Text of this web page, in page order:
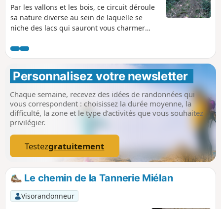
Par les vallons et les bois, ce circuit déroule
sa nature diverse au sein de laquelle se
niche des lacs qui sauront vous charmer
Personnalisez votre newsletter
Chaque semaine, recevez des idées de randonnées qui
vous correspondent : choisissez la durée moyenne, la
difficulté, la zone et le type d’activités que vous souhaitez
privilégier.
Testezgratuitement
Le chemin de la Tannerie Miélan
Visorandonneur